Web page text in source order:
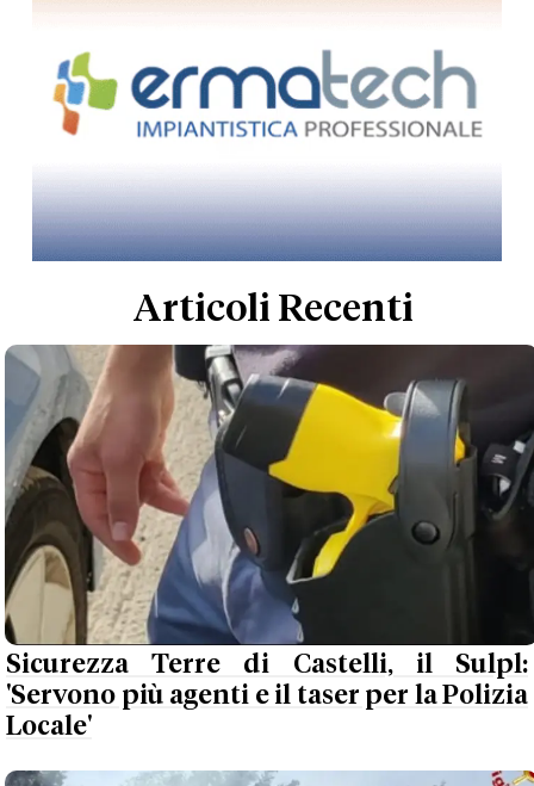
Articoli Recenti
Sicurezza Terre di Castelli, il Sulpl:
'Servono più agenti e il taser per la Polizia
Locale'